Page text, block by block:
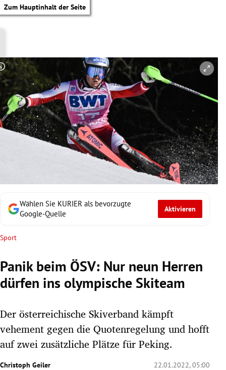
Zum Hauptinhalt der Seite
Untermenü
Untermenü
Untermenü
Untermenü
Untermenü
Untermenü
Wählen Sie KURIER als bevorzugte
Google-Quelle
Aktivieren
Sport
Panik beim ÖSV: Nur neun Herren
dürfen ins olympische Skiteam
Der österreichische Skiverband kämpft
vehement gegen die Quotenregelung und hofft
auf zwei zusätzliche Plätze für Peking.
Christoph Geiler 22.01.2022, 05:00
Copyright-Hinweis öffnen/schließen